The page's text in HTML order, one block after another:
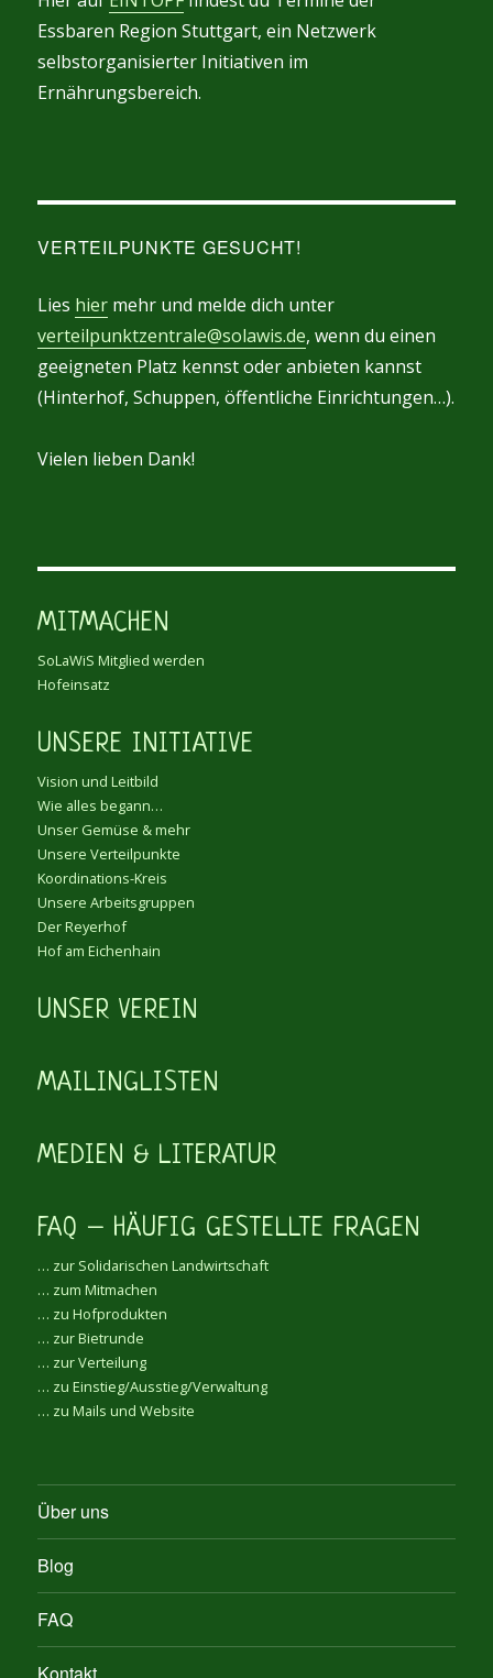
Essbaren Region Stuttgart, ein Netzwerk
selbstorganisierter Initiativen im
Ernährungsbereich.
VERTEILPUNKTE GESUCHT!
Lies hier mehr und melde dich unter
verteilpunktzentrale@solawis.de, wenn du einen
geeigneten Platz kennst oder anbieten kannst
(Hinterhof, Schuppen, öffentliche Einrichtungen…).
Vielen lieben Dank!
MITMACHEN
SoLaWiS Mitglied werden
Hofeinsatz
UNSERE INITIATIVE
Vision und Leitbild
Wie alles begann…
Unser Gemüse & mehr
Unsere Verteilpunkte
Koordinations-Kreis
Unsere Arbeitsgruppen
Der Reyerhof
Hof am Eichenhain
UNSER VEREIN
MAILINGLISTEN
MEDIEN & LITERATUR
FAQ – HÄUFIG GESTELLTE FRAGEN
… zur Solidarischen Landwirtschaft
… zum Mitmachen
… zu Hofprodukten
… zur Bietrunde
… zur Verteilung
… zu Einstieg/Ausstieg/Verwaltung
… zu Mails und Website
Über uns
Blog
FAQ